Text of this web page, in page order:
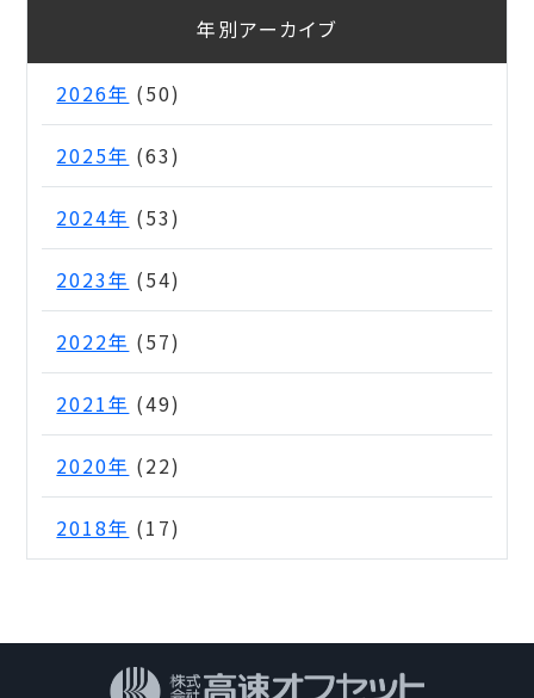
年別アーカイブ
2026年 (50)
2025年 (63)
2024年 (53)
2023年 (54)
2022年 (57)
2021年 (49)
2020年 (22)
2018年 (17)